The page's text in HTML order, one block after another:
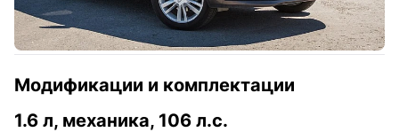
Модификации и комплектации
1.6 л, механика, 106 л.с.